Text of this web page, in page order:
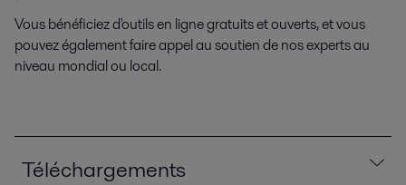
Vous bénéficiez d'outils en ligne gratuits et ouverts, et vous
pouvez également faire appel au soutien de nos experts au
niveau mondial ou local.
Téléchargements